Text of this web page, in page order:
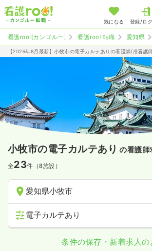
気になる 登録/ロ
看護roo![カンゴルー] 看護roo! 転職 愛知県
【2026年8月最新】小牧市の電子カルテありの看護師/准看護
小牧市の電子カルテあり の看護師
全23件（8施設）
愛知県小牧市
電子カルテあり
条件の保存・新着求人